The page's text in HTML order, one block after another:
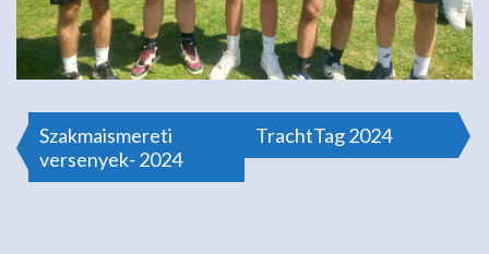
Bejegyzés
Szakmaismereti
versenyek- 2024
TrachtTag 2024